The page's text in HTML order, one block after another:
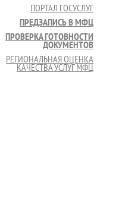
ПОРТАЛ ГОСУСЛУГ
ПРЕДЗАПИСЬ В МФЦ
ПРОВЕРКА ГОТОВНОСТИ
ДОКУМЕНТОВ
РЕГИОНАЛЬНАЯ ОЦЕНКА
КАЧЕСТВА УСЛУГ МФЦ